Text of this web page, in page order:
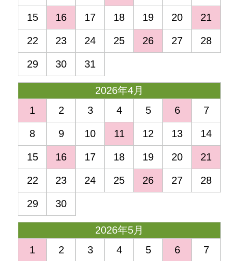
15 16 17 18 19 20 21
22 23 24 25 26 27 28
29 30 31
2026年4月
1
2 3 4 5 6 7
8 9 10 11 12 13 14
15 16 17 18 19 20 21
22 23 24 25 26 27 28
29 30
2026年5月
1
2 3 4 5 6 7